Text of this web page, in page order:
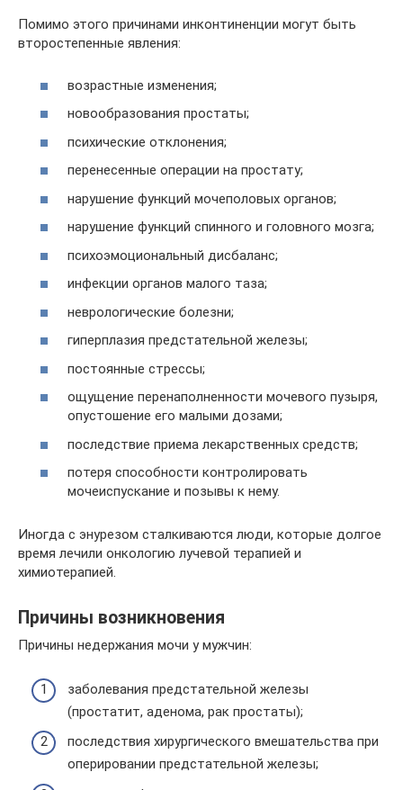
Помимо этого причинами инконтиненции могут быть
второстепенные явления:
возрастные изменения;
новообразования простаты;
психические отклонения;
перенесенные операции на простату;
нарушение функций мочеполовых органов;
нарушение функций спинного и головного мозга;
психоэмоциональный дисбаланс;
инфекции органов малого таза;
неврологические болезни;
гиперплазия предстательной железы;
постоянные стрессы;
ощущение перенаполненности мочевого пузыря,
опустошение его малыми дозами;
последствие приема лекарственных средств;
потеря способности контролировать
мочеиспускание и позывы к нему.
Иногда с энурезом сталкиваются люди, которые долгое
время лечили онкологию лучевой терапией и
химиотерапией.
Причины возникновения
Причины недержания мочи у мужчин:
заболевания предстательной железы
(простатит, аденома, рак простаты);
последствия хирургического вмешательства при
оперировании предстательной железы;